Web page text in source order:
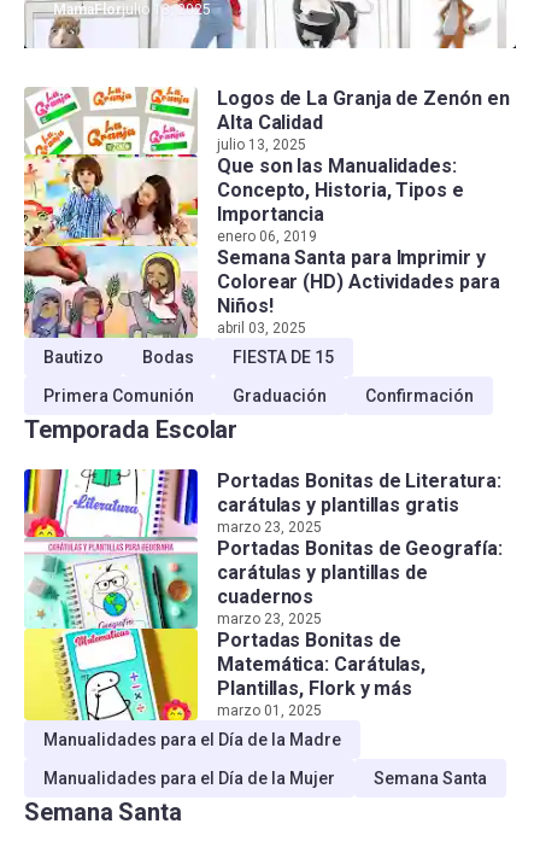
MamaFlorjulio 13, 2025
Logos de La Granja de Zenón en
Alta Calidad
julio 13, 2025
Que son las Manualidades:
Concepto, Historia, Tipos e
Importancia
enero 06, 2019
Semana Santa para Imprimir y
Colorear (HD) Actividades para
Niños!
abril 03, 2025
Bautizo Bodas
FIESTA DE 15
Primera Comunión
Graduación Confirmación
Temporada Escolar
Portadas Bonitas de Literatura:
carátulas y plantillas gratis
marzo 23, 2025
Portadas Bonitas de Geografía:
carátulas y plantillas de
cuadernos
marzo 23, 2025
Portadas Bonitas de
Matemática: Carátulas,
Plantillas, Flork y más
marzo 01, 2025
Manualidades para el Día de la Madre
Manualidades para el Día de la Mujer
Semana Santa
Semana Santa